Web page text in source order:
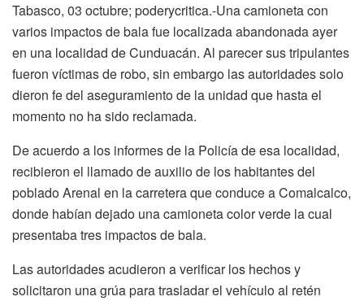
Tabasco, 03 octubre; poderycritica.-Una camioneta con
varios impactos de bala fue localizada abandonada ayer
en una localidad de Cunduacán. Al parecer sus tripulantes
fueron víctimas de robo, sin embargo las autoridades solo
dieron fe del aseguramiento de la unidad que hasta el
momento no ha sido reclamada.
De acuerdo a los informes de la Policía de esa localidad,
recibieron el llamado de auxilio de los habitantes del
poblado Arenal en la carretera que conduce a Comalcalco,
donde habían dejado una camioneta color verde la cual
presentaba tres impactos de bala.
Las autoridades acudieron a verificar los hechos y
solicitaron una grúa para trasladar el vehículo al retén